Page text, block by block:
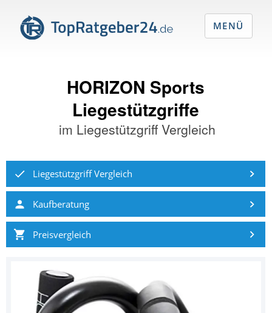
HORIZON Sports
Liegestützgriffe
im Liegestützgriff Vergleich
Liegestützgriff Vergleich
Kaufberatung
Preisvergleich
MENÜ